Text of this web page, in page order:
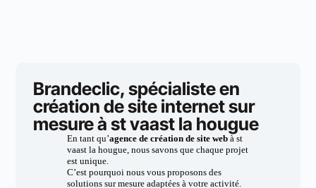
Brandeclic, spécialiste en
création de site internet sur
mesure à st vaast la hougue
En tant qu’agence de création de site webà st
vaast la hougue, nous savons que chaque projet
est unique.
C’est pourquoi nous vous proposons des
solutions sur mesure adaptées à votre activité.